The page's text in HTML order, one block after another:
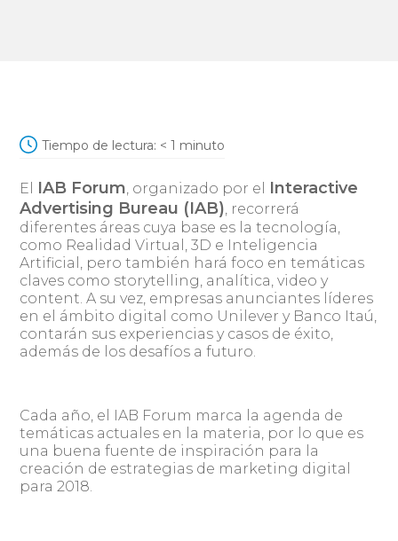
Tiempo de lectura: < 1 minuto
El IAB Forum, organizado por el Interactive
Advertising Bureau (IAB), recorrerá
diferentes áreas cuya base es la tecnología,
como Realidad Virtual, 3D e Inteligencia
Artificial, pero también hará foco en temáticas
claves como storytelling, analítica, video y
content. A su vez, empresas anunciantes líderes
en el ámbito digital como Unilever y Banco Itaú,
contarán sus experiencias y casos de éxito,
además de los desafíos a futuro.
Cada año, el IAB Forum marca la agenda de
temáticas actuales en la materia, por lo que es
una buena fuente de inspiración para la
creación de estrategias de marketing digital
para 2018.